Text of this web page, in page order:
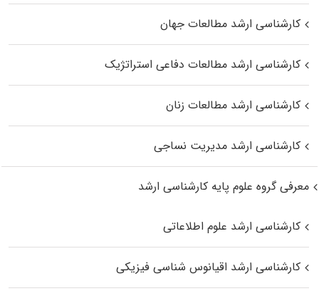
کارشناسی ارشد مطالعات جهان
کارشناسی ارشد مطالعات دفاعی استراتژیک
کارشناسی ارشد مطالعات زنان
کارشناسی ارشد مدیریت نساجی
معرفی گروه علوم پایه کارشناسی ارشد
کارشناسی ارشد علوم اطلاعاتی
کارشناسی ارشد اقیانوس‌ شناسی فیزیکی